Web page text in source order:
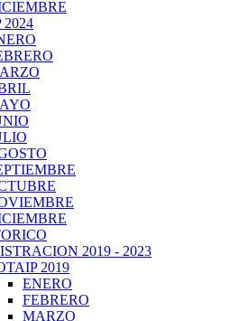
2019 - 2023
2019
ENERO
FEBRERO
MARZO